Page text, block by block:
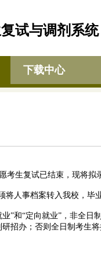
试与调剂系统
下载中心
考生复试已结束，现将拟
将人事档案转入我校，
”和“定向就业”，非全
研招办；否则全日制考生